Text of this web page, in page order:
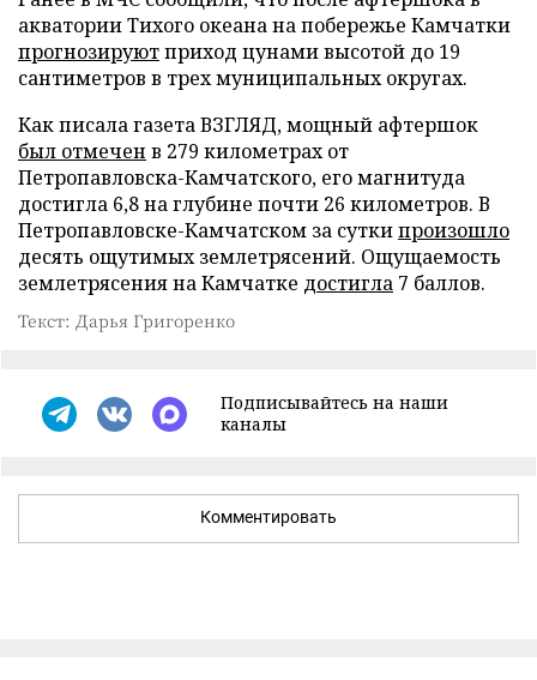
акватории Тихого океана на побережье Камчатки
прогнозируютприход цунами высотой до 19
сантиметров в трех муниципальных округах.
Как писала газета ВЗГЛЯД, мощный афтершок
был отмечен в 279 километрах от
Петропавловска-Камчатского, его магнитуда
достигла 6,8 на глубине почти 26 километров. В
Петропавловске-Камчатском за суткипроизошло
десять ощутимых землетрясений. Ощущаемость
землетрясения на Камчатке достигла 7 баллов.
Текст: Дарья Григоренко
Подписывайтесь на наши
каналы
Комментировать